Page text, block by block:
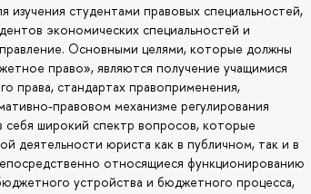
студентами правовых специальностей,
экономических специальностей и
Основными целями, которые должны
право», являются получение учащимися
права, стандартах правоприменения,
правовом механизме регулирования
себя широкий спектр вопросов, которые
деятельности юриста как в публичном, так и в
относящиеся функционированию
устройства и бюджетного процесса,